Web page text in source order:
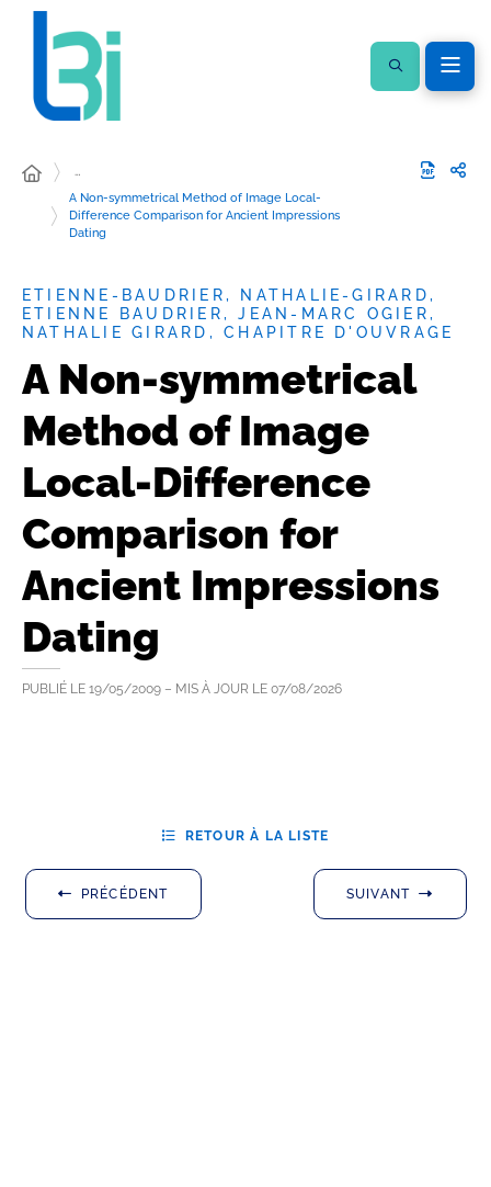
…
A Non-symmetrical Method of Image Local-
Difference Comparison for Ancient Impressions
Dating
ETIENNE-BAUDRIER, NATHALIE-GIRARD,
ETIENNE BAUDRIER, JEAN-MARC OGIER,
NATHALIE GIRARD, CHAPITRE D'OUVRAGE
A Non-symmetrical
Method of Image
Local-Difference
Comparison for
Ancient Impressions
Dating
PUBLIÉ LE 19/05/2009 – MIS À JOUR LE 07/08/2026
PRÉCÉDENT
RETOUR À LA LISTE
SUIVANT